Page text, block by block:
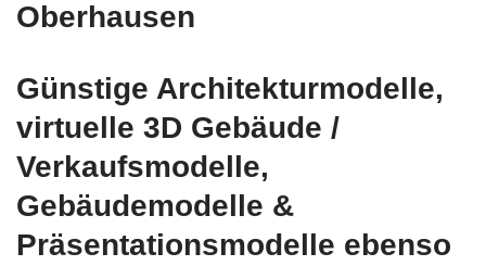
Oberhausen
Günstige Architekturmodelle,
virtuelle 3D Gebäude /
Verkaufsmodelle,
Gebäudemodelle &
Präsentationsmodelle ebenso